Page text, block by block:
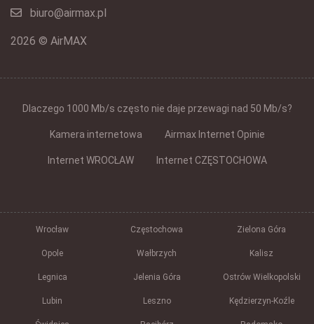
biuro@airmax.pl
2026 © AirMAX
Dlaczego 1000 Mb/s często nie daje przewagi nad 50 Mb/s?
Kamera internetowa Airmax Internet Opinie
Internet WROCŁAW Internet CZĘSTOCHOWA
Wrocław Częstochowa Zielona Góra
Opole Wałbrzych Kalisz
Legnica Jelenia Góra Ostrów Wielkopolski
Lubin Leszno Kędzierzyn-Koźle